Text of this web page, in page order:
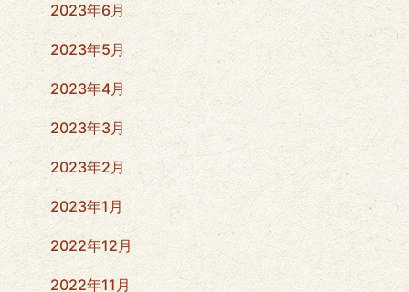
2023年6月
2023年5月
2023年4月
2023年3月
2023年2月
2023年1月
2022年12月
2022年11月